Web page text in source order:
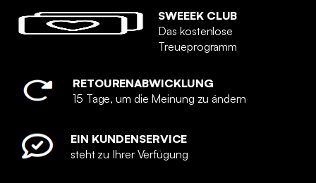
SWEEEK CLUB
Das kostenlose
Treueprogramm
RETOURENABWICKLUNG
15 Tage, um die Meinung zu ändern
EIN KUNDENSERVICE
steht zu Ihrer Verfügung